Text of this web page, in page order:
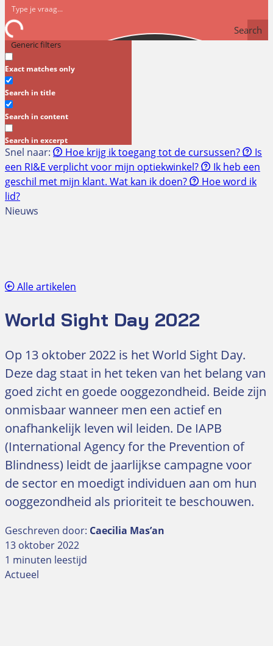
Search
Generic filters
Exact matches only
Search in title
Search in content
Search in excerpt
Snel naar: Hoe krijg ik toegang tot de cursussen?
Is
een RI&E verplicht voor mijn optiekwinkel?
Ik heb een
geschil met mijn klant. Wat kan ik doen?
Hoe word ik
lid?
Nieuws
Alle artikelen
World Sight Day 2022
Op 13 oktober 2022 is het World Sight Day.
Deze dag staat in het teken van het belang van
goed zicht en goede ooggezondheid. Beide zijn
onmisbaar wanneer men een actief en
onafhankelijk leven wil leiden. De IAPB
(International Agency for the Prevention of
Blindness) leidt de jaarlijkse campagne voor
de sector en moedigt individuen aan om hun
ooggezondheid als prioriteit te beschouwen.
Geschreven door: Caecilia Mas’an
13 oktober 2022
1 minuten leestijd
Actueel